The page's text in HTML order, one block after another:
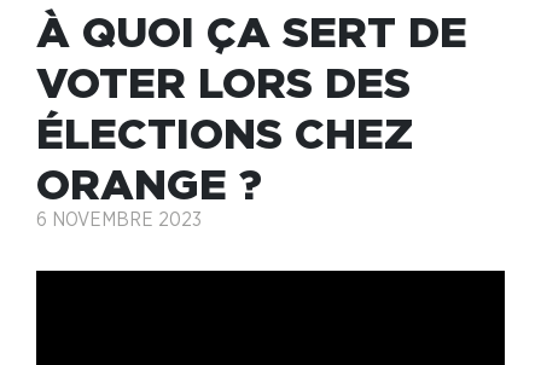
À QUOI ÇA SERT DE
VOTER LORS DES
ÉLECTIONS CHEZ
ORANGE ?
6 NOVEMBRE 2023